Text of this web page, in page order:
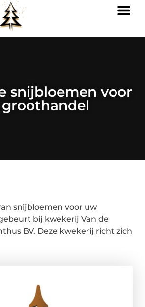
snijbloemen voor
snijbloemen voor uw
bij kwekerij Van de
BV. Deze kwekerij richt zich